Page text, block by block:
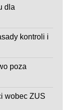
dla
kontroli i
poza
wobec ZUS